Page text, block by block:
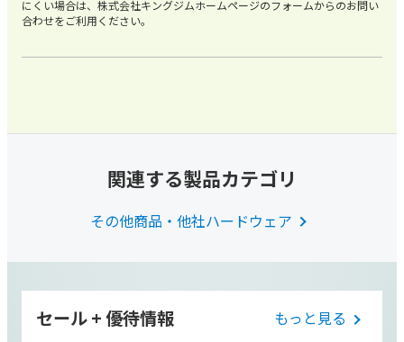
にくい場合は、株式会社キングジムホームページのフォームからのお問い
合わせをご利用ください。
関連する製品カテゴリ
その他商品・他社ハードウェア
セール + 優待情報 もっと見る